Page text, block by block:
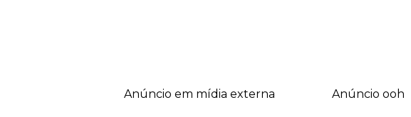
anúncio em mídia externa anúncio ooh